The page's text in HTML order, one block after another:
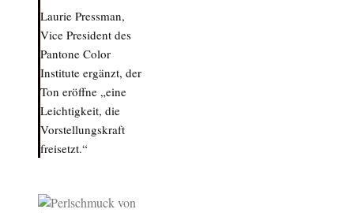
Laurie Pressman,
Vice President des
Pantone Color
Institute ergänzt, der
Ton eröffne „eine
Leichtigkeit, die
Vorstellungskraft
freisetzt.“